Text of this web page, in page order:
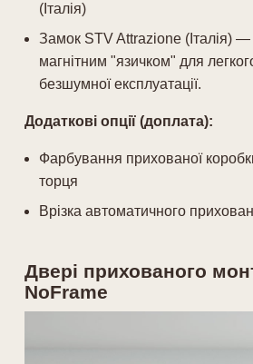
(Італія)
Замок STV Attrazione (Італія) —
магнітним "язичком" для
безшумної експлуатації.
Додаткові опції (доплата):
Фарбування прихованої
торця
Врізка автоматичного
Двері прихованого
NoFrame